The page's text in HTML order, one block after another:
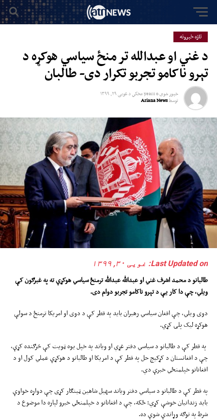
تازه خبرونه
د غني او عبدالله تر منځ سیاسي هوکړه د
تېرو ناکامو تجربو تکرار دی- طالبان
خپور شوی6 years مخکي دغویی ۲۹, ۱۳۹۹
توسطAriana News
Last Updated on: غویی ۳۰, ۱۳۹۹
طالبانو د محمد اشرف غني او عبدالله عبدالله ترمنځ سیاسي هوکړې ته په غبرګون کې
ویلي، چې دا کار یې د تېرو ناکامو تجربو دوام دی.
دوی ويلي، چې افغان سیاسي رهبران باید په قطر کې د دوی او امریکا ترمنځ د سولې
هوکړه لیک پلی کړي.
په قطر کې د طالبانو د سیاسي دفتر غړي او ویاند په خپل یوه ټویت کې څرګنده کړې،
چې د افغانستان د کړکیچ حل په قطر کې د امریکا او طالبانو د هوکړې عملي کول او د
افغانانو خپلمنځي خبرې دي.
په قطر کې د طالبانو د سیاسي دفتر ویاند سهیل شاهین ټينګار کړی چې دواړه خواوې
باید زندانیان خوشې کړي؛ ځکه، چې د افغانانو د خپلمنځي خبرو لپاره دا موضوع د
شرط په توګه وړاندې شوې ده.